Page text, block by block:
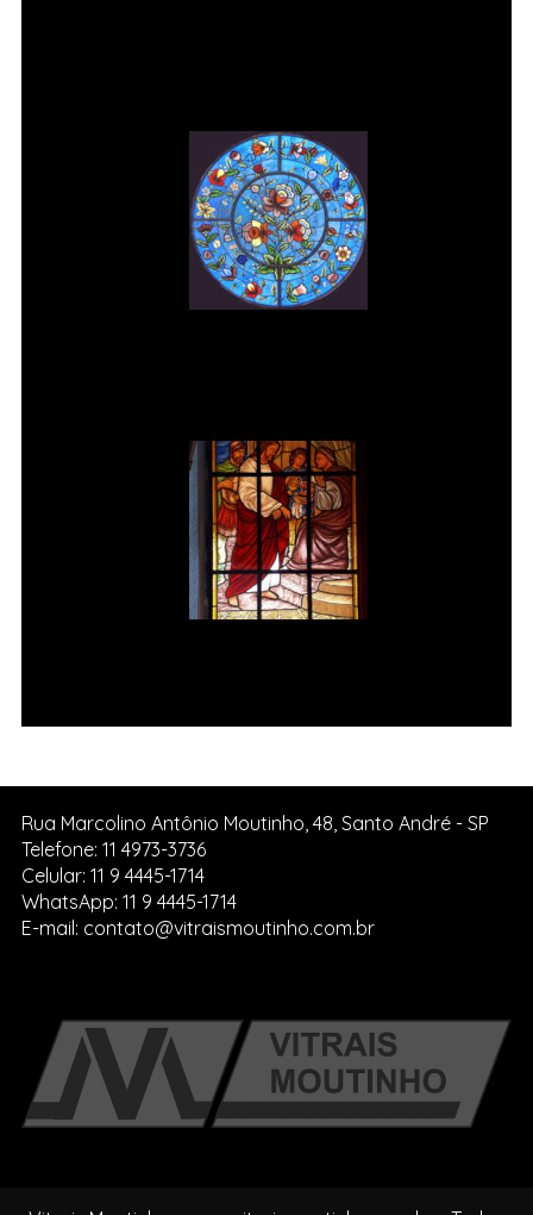
Rua Marcolino Antônio Moutinho, 48, Santo André - SP
Telefone: 11 4973-3736
Celular: 11 9 4445-1714
WhatsApp: 11 9 4445-1714
E-mail: contato@vitraismoutinho.com.br